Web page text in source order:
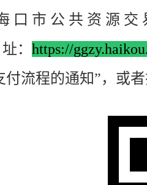
口 市 公 共 资 源 交
： https://
付流程的通知”，或